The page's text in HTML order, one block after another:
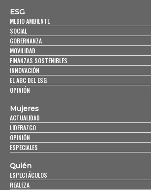
ESG
MEDIO AMBIENTE
SOCIAL
GOBERNANZA
MOVILIDAD
FINANZAS SOSTENIBLES
INNOVACIÓN
EL ABC DEL ESG
OPINIÓN
Mujeres
ACTUALIDAD
LIDERAZGO
OPINIÓN
ESPECIALES
Quién
ESPECTÁCULOS
REALEZA